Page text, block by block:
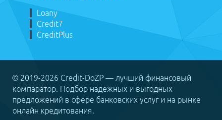
Loany
Сredit7
CreditPlus
© 2019-2026 Credit-DoZP — лучший финансовый
компаратор. Подбор надежных и выгодных
предложений в сфере банковских услуг и на рынке
онлайн кредитования.